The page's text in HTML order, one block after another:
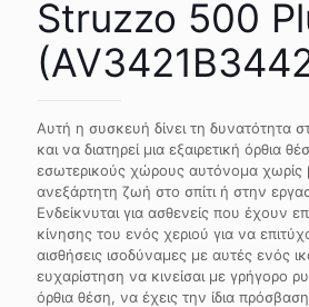
Struzzo 500
Αυτή η συσκευή δίνει τη δυνατότητα
και να διατηρεί μια εξαιρετική όρθια
εσωτερικούς χώρους αυτόνομα χωρίς
ανεξάρτητη ζωή στο σπίτι ή στην
Ενδείκνυται για ασθενείς που έχουν
κίνησης του ενός χεριού για να
αισθήσεις ισοδύναμες με αυτές ενός
ευχαρίστηση να κινείσαι με γρήγορο
όρθια θέση, να έχεις την ίδια